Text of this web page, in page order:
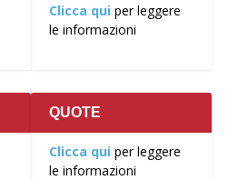
Clicca qui per leggere
le informazioni
QUOTE
Clicca qui per leggere
le informazioni